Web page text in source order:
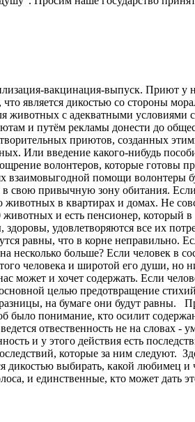
вакцинация-выпуск. Приют
является дикостью со стороны
с адекватными условиями
и путём рекламы донести до
приютов, созданных
Или введение какого-нибудь
волонтеров, которые готовы
помощи волонтеры
свою привычную зону обитания.
в квартирах и домах. Не
и есть пенсионер, который
удовлетворяются все их
равны, что в корне неправильно.
больше? Если человек в
человека и широтой его души, но
может и хочет содержать. Если
целью предотвращение
на бумаге они будут равны.
было понимание, кто осилит
отвественность не на словах
и у этого действия есть
которые за ним следуют.
выбирать, какой любимец
и единственные, кто может дать